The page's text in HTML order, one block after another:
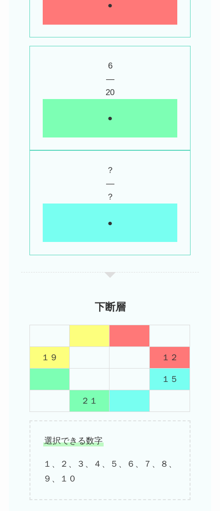
●
6
―
20
●
？
―
？
●
下断層
１９ １２
１５
２１
選択できる数字
１、２、３、４、５、６、７、８、
９、１０